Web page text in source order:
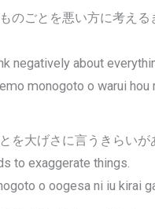
のごとを悪い方に考える
negatively about
monogoto o warui hou
を大げさに言うきらいが
to exaggerate things.
o oogesa ni iu kirai